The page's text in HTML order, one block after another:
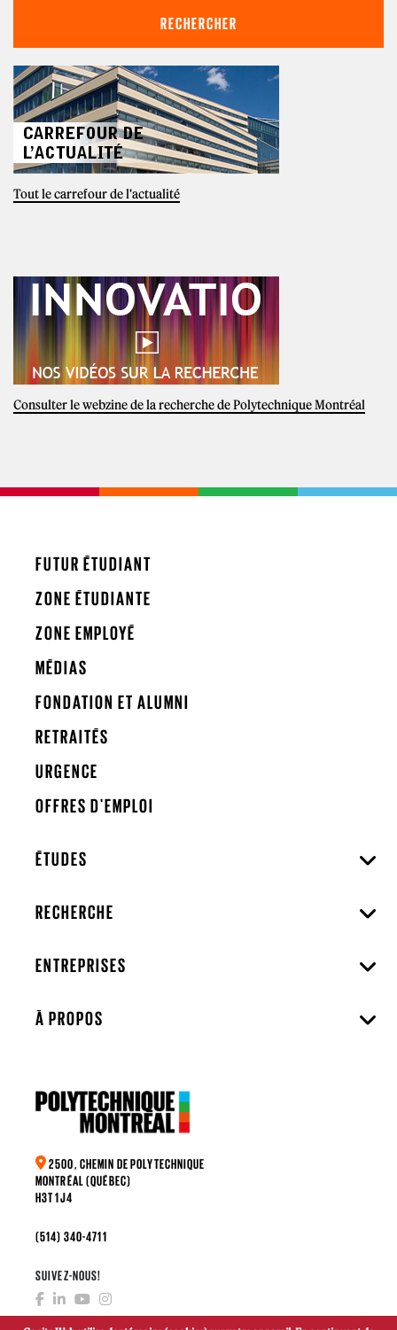
Tout le carrefour de l'actualité
Consulter le webzine de la recherche de Polytechnique Montréal
FUTUR ÉTUDIANT
ZONE ÉTUDIANTE
ZONE EMPLOYÉ
MÉDIAS
FONDATION ET ALUMNI
RETRAITÉS
URGENCE
OFFRES D'EMPLOI
ÉTUDES
RECHERCHE
ENTREPRISES
À PROPOS
2500, CHEMIN DE POLYTECHNIQUE
MONTRÉAL (QUÉBEC)
H3T 1J4
(514) 340-4711
SUIVEZ-NOUS!